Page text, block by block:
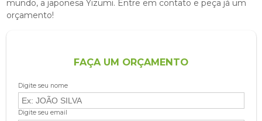
mundo, a japonesa Yizumi. Entre em contato e peça já um
orçamento!
FAÇA UM ORÇAMENTO
Digite seu nome
Digite seu email